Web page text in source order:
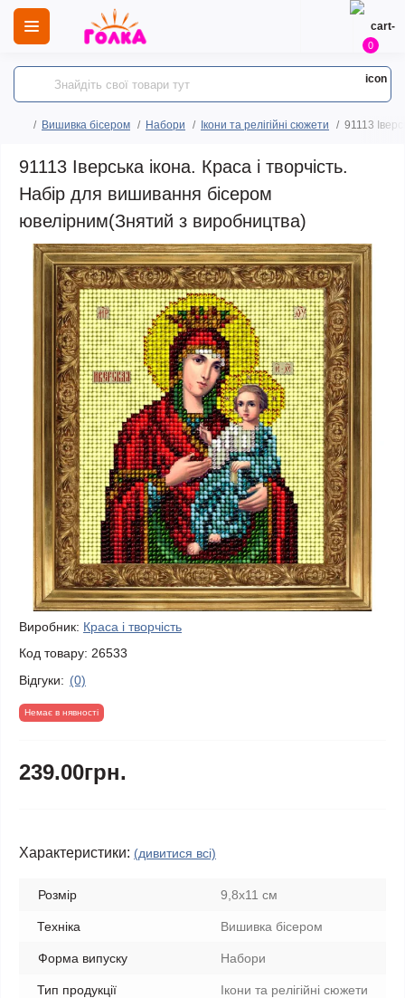
0
Вишивка бісером Набори Ікони та релігійні сюжети 91113
91113 Іверська ікона. Краса і творчість.
Набір для вишивання бісером
ювелірним(Знятий з виробництва)
Виробник: Краса і творчість
Код товару: 26533
Відгуки: (0)
Немає в нявності
239.00грн.
Характеристики: (дивитися всі)
Розмір 9,8x11 см
Техніка Вишивка бісером
Форма випуску Набори
Тип продукції Ікони та релігійні сюжети